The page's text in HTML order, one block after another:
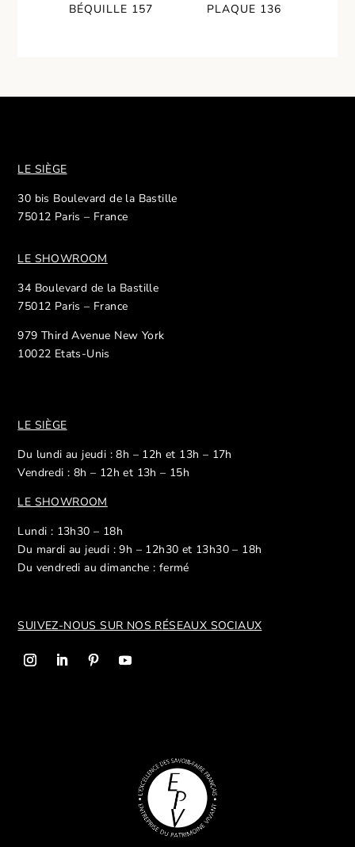
BÉQUILLE 157 PLAQUE 136
LE SIÈGE
30 bis Boulevard de la Bastille
75012 Paris – France
LE SHOWROOM
34 Boulevard de la Bastille
75012 Paris – France
979 Third Avenue New York
10022 Etats-Unis
LE SIÈGE
Du lundi au jeudi : 8h – 12h et 13h – 17h
Vendredi : 8h – 12h et 13h – 15h
LE SHOWROOM
Lundi : 13h30 – 18h
Du mardi au jeudi : 9h – 12h30 et 13h30 – 18h
Du vendredi au dimanche : fermé
SUIVEZ-NOUS SUR NOS RÉSEAUX SOCIAUX